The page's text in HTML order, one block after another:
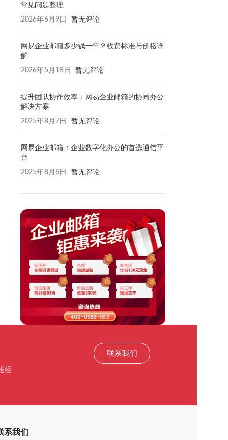
常见问题整理
2026年6月9日 暂无评论
网易企业邮箱多少钱一年？收费标准与价格详
解
2026年5月18日 暂无评论
提升团队协作效率：网易企业邮箱的协同办公
解决方案
2025年8月7日 暂无评论
网易企业邮箱：企业数字化办公的首选通信平
台
2025年8月6日 暂无评论
经
联系我们
系我们